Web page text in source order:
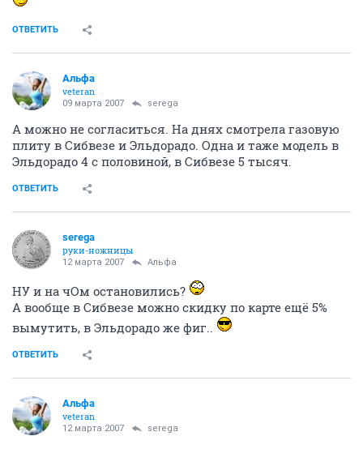
ОТВЕТИТЬ
Альфа
veteran
09 марта 2007 serega
А можно не согласиться. На днях смотрела газовую
плиту в Сибвезе и Эльдорадо. Одна и таже модель в
Эльдорадо 4 с половиной, в Сибвезе 5 тысяч.
ОТВЕТИТЬ
serega
руки-ножницы
12 марта 2007 Альфа
НУ и на чОм остановились?
А вообще в Сибвезе можно скидку по карте ещё 5%
вымутить, в Эльдорадо же фиг..
ОТВЕТИТЬ
Альфа
veteran
12 марта 2007 serega